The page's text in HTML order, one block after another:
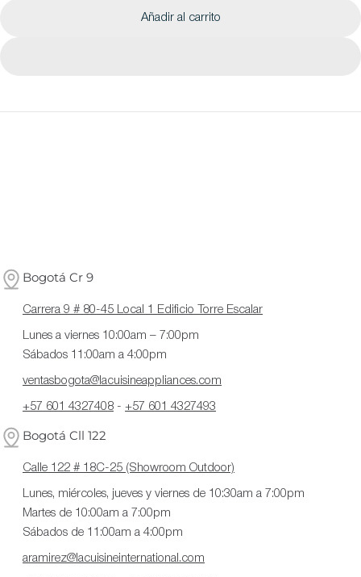
Añadir al carrito
Bogotá Cr 9
Carrera 9 # 80-45 Local 1 Edificio Torre Escalar
Lunes a viernes 10:00am – 7:00pm
Sábados 11:00am a 4:00pm
ventasbogota@lacuisineappliances.com
+57 601 4327408 - +57 601 4327493
Bogotá Cll 122
Calle 122 # 18C-25 (Showroom Outdoor)
Lunes, miércoles, jueves y viernes de 10:30am a 7:00pm
Martes de 10:00am a 7:00pm
Sábados de 11:00am a 4:00pm
aramirez@lacuisineinternational.com